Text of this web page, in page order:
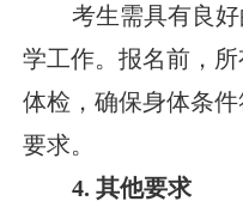
考生需具有良
学工作。报名前，
体检，确保身体条
要求。
4. 其他要求